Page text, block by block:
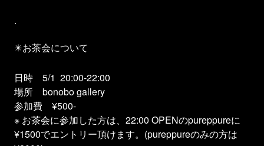
.
✴️お茶会について
日時 5/1 20:00-22:00
場所 bonobo gallery
参加費 ¥500-
※ お茶会に参加した方は、22:00 OPENのpureppureに
¥1500でエントリー頂けます。(pureppureのみの方は